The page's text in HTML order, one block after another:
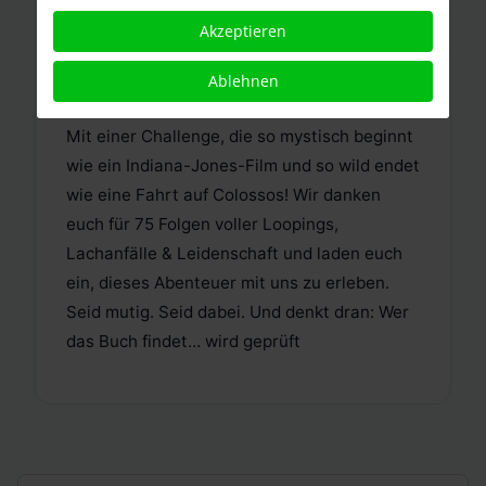
voller Prüfungen. 75 an der Zahl. Diese Folge
ist anders. Diese Folge ist ein Abenteuer. Wir
feiern 75 Folgen Heide Park World Podcast.
Mit einer Challenge, die so mystisch beginnt
wie ein Indiana-Jones-Film und so wild endet
wie eine Fahrt auf Colossos! Wir danken
euch für 75 Folgen voller Loopings,
Lachanfälle & Leidenschaft und laden euch
ein, dieses Abenteuer mit uns zu erleben.
Seid mutig. Seid dabei. Und denkt dran: Wer
das Buch findet… wird geprüft
Akzeptieren
Ablehnen